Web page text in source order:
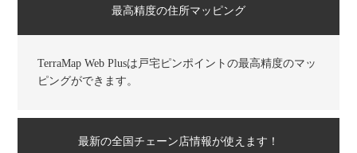
最高精度の住所マッピング
TerraMap Web Plusは戸宅ピンポイントの最高精度のマッ
ピングができます。
最新の全国チェーン店情報が使えます！